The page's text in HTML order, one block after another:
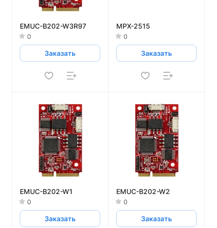
EMUC-B202-W3R97
0
Заказать
MPX-2515
0
Заказать
EMUC-B202-W1
0
Заказать
EMUC-B202-W2
0
Заказать